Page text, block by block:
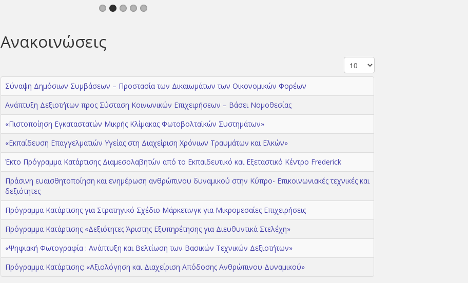
Ανακοινώσεις
Σύναψη Δημόσιων Συμβάσεων – Προστασία των Δικαιωμάτων των Οικονομικών Φορέων
Ανάπτυξη Δεξιοτήτων προς Σύσταση Κοινωνικών Επιχειρήσεων – Βάσει Νομοθεσίας
«Πιστοποίηση Εγκαταστατών Μικρής Κλίμακας Φωτοβολταϊκών Συστημάτων»
«Εκπαίδευση Επαγγελματιών Υγείας στη Διαχείριση Χρόνιων Τραυμάτων και Ελκών»
Έκτο Πρόγραμμα Κατάρτισης Διαμεσολαβητών από το Εκπαιδευτικό και Εξεταστικό Κέντρο Frederick
Πράσινη ευαισθητoποίηση και ενημέρωση ανθρώπινου δυναμικού στην Κύπρο- Eπικοινωνιακές τεχνικές και
δεξιότητες
Πρόγραμμα Κατάρτισης για Στρατηγικό Σχέδιο Μάρκετινγκ για Μικρομεσαίες Επιχειρήσεις
Πρόγραμμα Κατάρτισης «Δεξιότητες Άριστης Εξυπηρέτησης για Διευθυντικά Στελέχη»
«Ψηφιακή Φωτογραφία : Ανάπτυξη και Βελτίωση των Βασικών Τεχνικών Δεξιοτήτων»
Πρόγραμμα Κατάρτισης: «Αξιολόγηση και Διαχείριση Απόδοσης Ανθρώπινου Δυναμικού»